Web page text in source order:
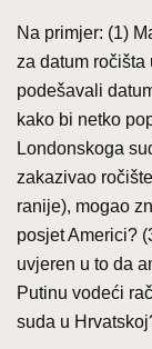
Na primjer: (1)
za datum ročišta
podešavali
kako bi netko
Londonskoga
zakazivao
ranije), mogao
posjet Americi?
uvjeren u to da
Putinu vodeći
suda u